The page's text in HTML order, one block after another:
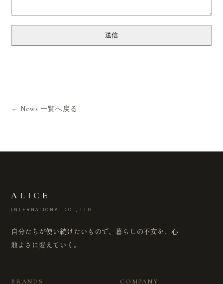
送信
← News 一覧へ戻る
ALICE
INTERNATIONAL CO., LTD
自分たちが使い続けたいもので、暮らしの不安を、心
地よさに変えていく。
BRANDS COMPANY